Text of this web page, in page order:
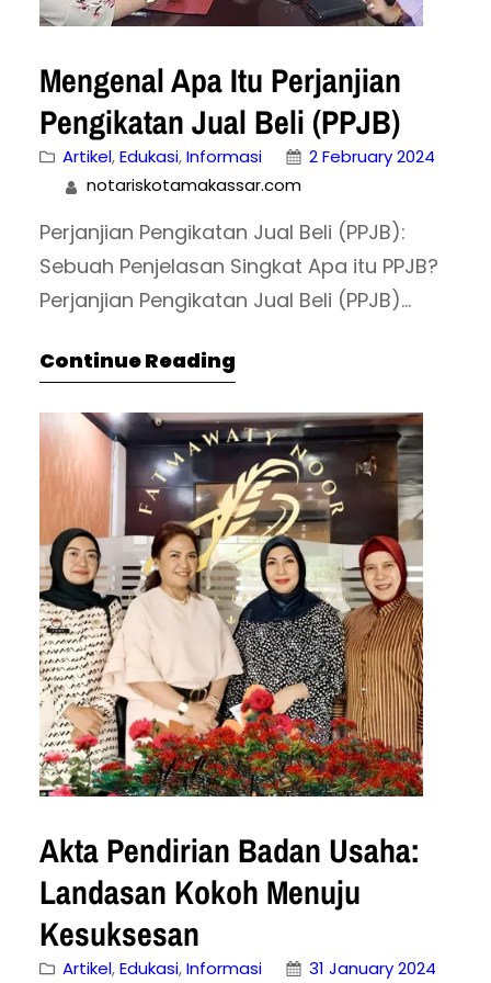
Mengenal Apa Itu Perjanjian
Pengikatan Jual Beli (PPJB)
Artikel, Edukasi, Informasi
2 February 2024
notariskotamakassar.com
Perjanjian Pengikatan Jual Beli (PPJB):
Sebuah Penjelasan Singkat Apa itu PPJB?
Perjanjian Pengikatan Jual Beli (PPJB)
dibuat oleh calon penjual dan calon
sebelum jual beli properti (tanah, rumah,
apartemen, dll.) Fungsi PPJB: Mengikat
Para Pihak: PPJB mengikat calon penjual
dan calon pembeli untuk menyelesaikan
transaksi jual beli…
Continue Reading
Akta Pendirian Badan Usaha:
Landasan Kokoh Menuju
Kesuksesan
Artikel, Edukasi, Informasi 31 January 2024